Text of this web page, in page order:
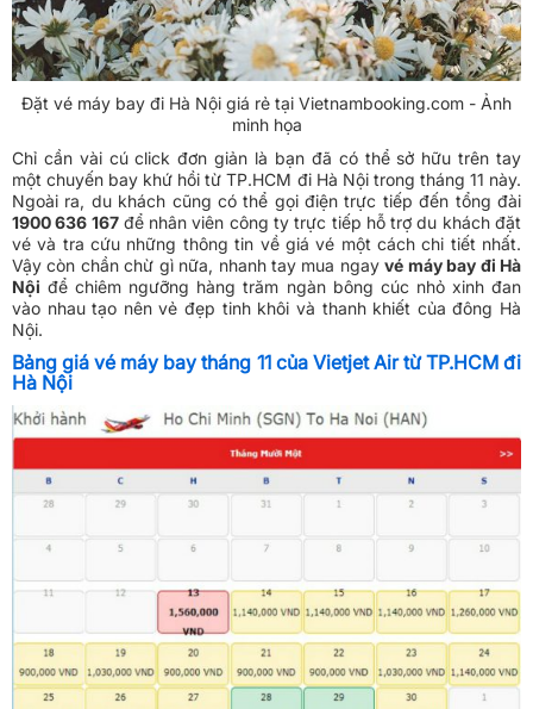
Đặt vé máy bay đi Hà Nội giá rẻ tại Vietnambooking.com - Ảnh
minh họa
Chỉ cần vài cú click đơn giản là bạn đã có thể sở hữu trên tay
một chuyến bay khứ hồi từ TP.HCM đi Hà Nội trong tháng 11 này.
Ngoài ra, du khách cũng có thể gọi điện trực tiếp đến tổng đài
1900 636 167để nhân viên công ty trực tiếp hỗ trợ du khách đặt
vé và tra cứu những thông tin về giá vé một cách chi tiết nhất.
Vậy còn chần chừ gì nữa, nhanh tay mua ngayvé máy bay đi Hà
Nội để chiêm ngưỡng hàng trăm ngàn bông cúc nhỏ xinh đan
vào nhau tạo nên vẻ đẹp tinh khôi và thanh khiết của đông Hà
Nội.
Bảng giá vé máy bay tháng 11 của Vietjet Air từ TP.HCM đi
Hà Nội